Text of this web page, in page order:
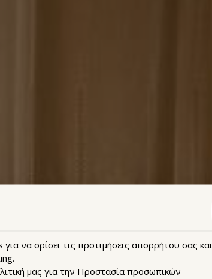
να ορίσει τις προτιμήσεις απορρήτου σας και
μας για την Προστασία προσωπικών